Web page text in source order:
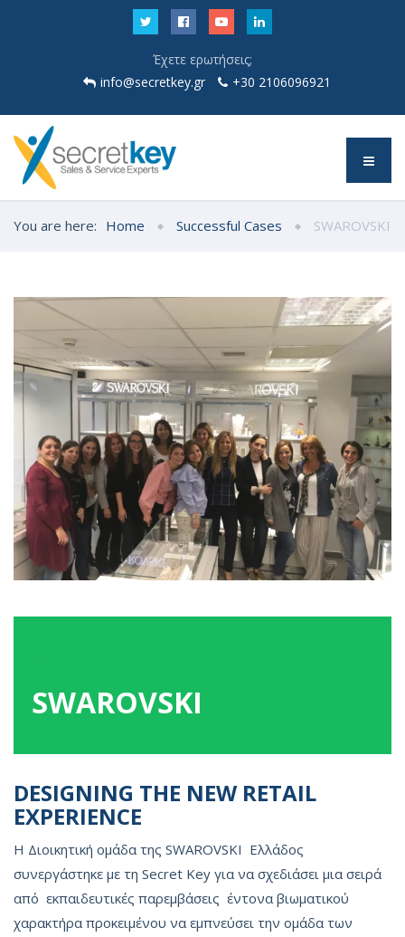
Έχετε ερωτήσεις;
info@secretkey.gr
+30 2106096921
You are here: Home Successful Cases SWAROVSKI
SWAROVSKI
DESIGNING THE NEW RETAIL
EXPERIENCE
Η Διοικητική ομάδα της SWAROVSKI Ελλάδος
συνεργάστηκε με τη Secret Key για να σχεδιάσει μια σειρά
από εκπαιδευτικές παρεμβάσεις έντονα βιωματικού
χαρακτήρα προκειμένου να εμπνεύσει την ομάδα των